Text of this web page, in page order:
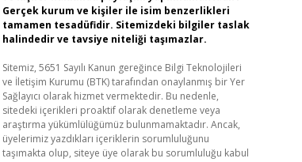
Gerçek kurum ve kişiler ile isim benzerlikleri
tamamen tesadüfidir. Sitemizdeki bilgiler taslak
halindedir ve tavsiye niteliği taşımazlar.
Sitemiz, 5651 Sayılı Kanun gereğince Bilgi Teknolojileri
ve İletişim Kurumu (BTK) tarafından onaylanmış bir Yer
Sağlayıcı olarak hizmet vermektedir. Bu nedenle,
sitedeki içerikleri proaktif olarak denetleme veya
araştırma yükümlülüğümüz bulunmamaktadır. Ancak,
üyelerimiz yazdıkları içeriklerin sorumluluğunu
taşımakta olup, siteye üye olarak bu sorumluluğu kabul